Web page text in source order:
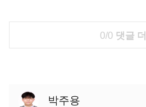
0/0 댓글
박주용